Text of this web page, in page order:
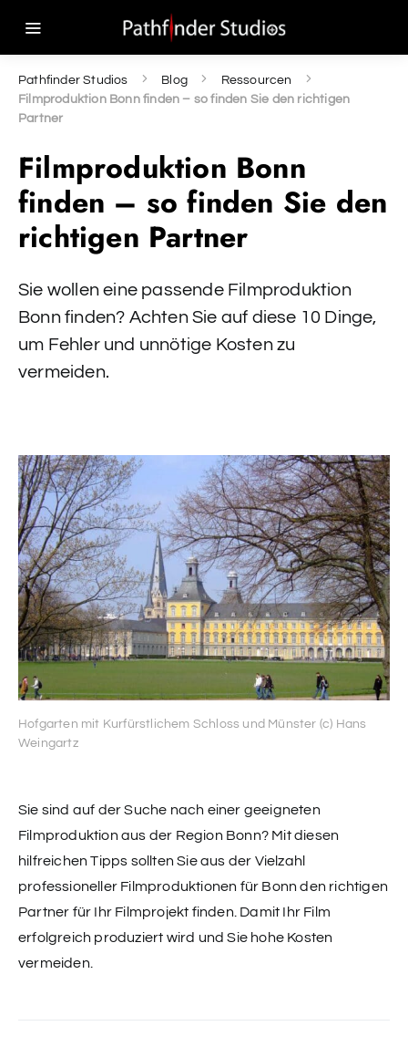
Pathfinder Studios Blog
Ressourcen
Filmproduktion Bonn finden – so finden Sie den richtigen
Partner
Filmproduktion Bonn
finden – so finden Sie den
richtigen Partner
Sie wollen eine passende Filmproduktion
Bonn finden? Achten Sie auf diese 10 Dinge,
um Fehler und unnötige Kosten zu
vermeiden.
Hofgarten mit Kurfürstlichem Schloss und Münster (c) Hans
Weingartz
Sie sind auf der Suche nach einer geeigneten
Filmproduktion aus der Region Bonn? Mit diesen
hilfreichen Tipps sollten Sie aus der Vielzahl
professioneller Filmproduktionen für Bonn den richtigen
Partner für Ihr Filmprojekt finden. Damit Ihr Film
erfolgreich produziert wird und Sie hohe Kosten
vermeiden.